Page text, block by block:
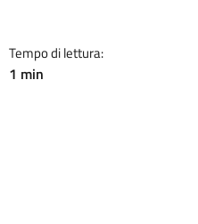
Tempo di lettura:
1 min